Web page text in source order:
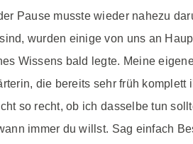
Pause musste wieder nahezu
wurden einige von uns an
Wissens bald legte. Meine
die bereits sehr früh
so recht, ob ich dasselbe tun
immer du willst. Sag einfach